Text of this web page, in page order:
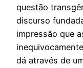
questão
discurso
impressão que
dá através de